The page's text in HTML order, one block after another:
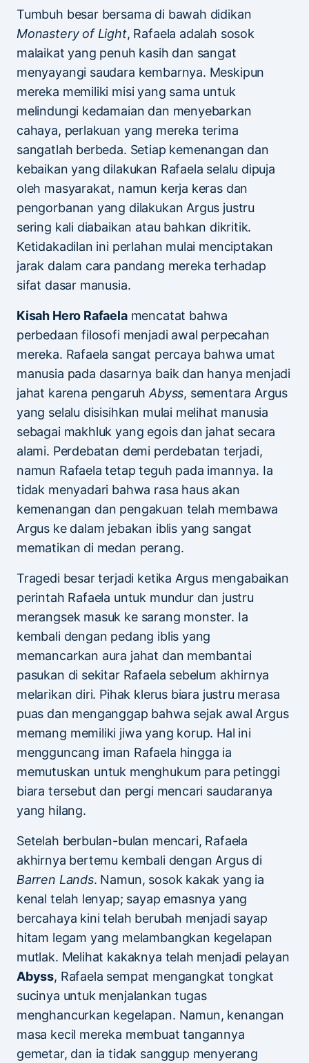
Tumbuh besar bersama di bawah didikan
Monastery of Light, Rafaela adalah sosok
malaikat yang penuh kasih dan sangat
menyayangi saudara kembarnya. Meskipun
mereka memiliki misi yang sama untuk
melindungi kedamaian dan menyebarkan
cahaya, perlakuan yang mereka terima
sangatlah berbeda. Setiap kemenangan dan
kebaikan yang dilakukan Rafaela selalu dipuja
oleh masyarakat, namun kerja keras dan
pengorbanan yang dilakukan Argus justru
sering kali diabaikan atau bahkan dikritik.
Ketidakadilan ini perlahan mulai menciptakan
jarak dalam cara pandang mereka terhadap
sifat dasar manusia.
Kisah Hero Rafaelamencatat bahwa
perbedaan filosofi menjadi awal perpecahan
mereka. Rafaela sangat percaya bahwa umat
manusia pada dasarnya baik dan hanya menjadi
jahat karena pengaruhAbyss, sementara Argus
yang selalu disisihkan mulai melihat manusia
sebagai makhluk yang egois dan jahat secara
alami. Perdebatan demi perdebatan terjadi,
namun Rafaela tetap teguh pada imannya. Ia
tidak menyadari bahwa rasa haus akan
kemenangan dan pengakuan telah membawa
Argus ke dalam jebakan iblis yang sangat
mematikan di medan perang.
Tragedi besar terjadi ketika Argus mengabaikan
perintah Rafaela untuk mundur dan justru
merangsek masuk ke sarang monster. Ia
kembali dengan pedang iblis yang
memancarkan aura jahat dan membantai
pasukan di sekitar Rafaela sebelum akhirnya
melarikan diri. Pihak klerus biara justru merasa
puas dan menganggap bahwa sejak awal Argus
memang memiliki jiwa yang korup. Hal ini
mengguncang iman Rafaela hingga ia
memutuskan untuk menghukum para petinggi
biara tersebut dan pergi mencari saudaranya
yang hilang.
Setelah berbulan-bulan mencari, Rafaela
akhirnya bertemu kembali dengan Argus di
Barren Lands. Namun, sosok kakak yang ia
kenal telah lenyap; sayap emasnya yang
bercahaya kini telah berubah menjadi sayap
hitam legam yang melambangkan kegelapan
mutlak. Melihat kakaknya telah menjadi pelayan
Abyss, Rafaela sempat mengangkat tongkat
sucinya untuk menjalankan tugas
menghancurkan kegelapan. Namun, kenangan
masa kecil mereka membuat tangannya
gemetar, dan ia tidak sanggup menyerang